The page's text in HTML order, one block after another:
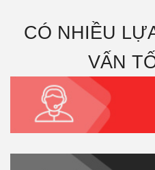
CÓ NHIỀU
VẤN